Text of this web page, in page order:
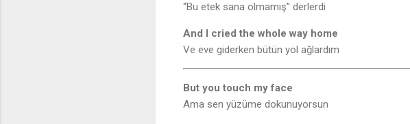
“Bu etek sana olmamış” derlerdi
And I cried the whole way home
Ve eve giderken bütün yol ağlardım
But you touch my face
Ama sen yüzüme dokunuyorsun